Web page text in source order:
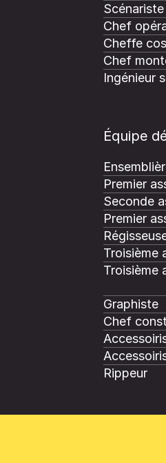
Scénariste
Chef
Cheffe
Chef
Ingénieur
Équipe
Premier
Seconde
Premier
Troisième
Troisième
Graphiste
Chef
Rippeur